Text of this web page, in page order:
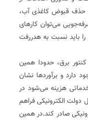
در صورت حذف قبوض کاغذی آب،
می‌توان کارهای
باید نسبت به هدررفت
آن است که ۳۵ میلیون کنتور برق، حدودا همین
گاز وجود دارد و برآوردها نشان
خدماتی هزینه می‌شود در
الکترونیکی فراهم
صادر کند.در همین